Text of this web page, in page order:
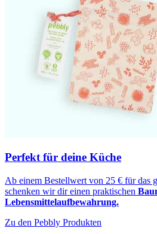
Perfekt für deine Küche
Ab einem Bestellwert von 25 € für das
schenken wir dir einen praktischen
Lebensmittelaufbewahrung.
Zu den Pebbly Produkten